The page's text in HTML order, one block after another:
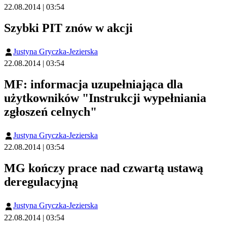
22.08.2014 | 03:54
Szybki PIT znów w akcji
Justyna Gryczka-Jezierska
22.08.2014 | 03:54
MF: informacja uzupełniająca dla
użytkowników "Instrukcji wypełniania
zgłoszeń celnych"
Justyna Gryczka-Jezierska
22.08.2014 | 03:54
MG kończy prace nad czwartą ustawą
deregulacyjną
Justyna Gryczka-Jezierska
22.08.2014 | 03:54